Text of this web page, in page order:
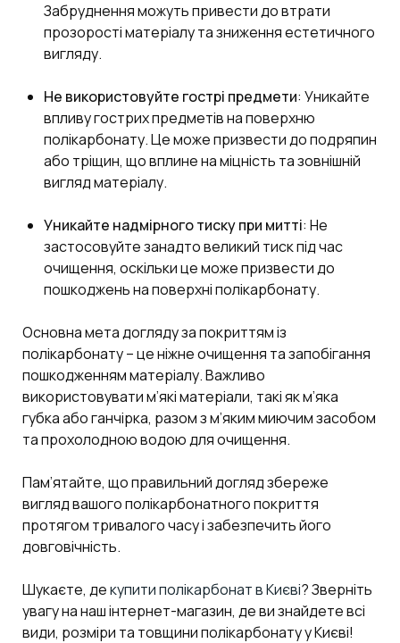
Забруднення можуть привести до втрати
прозорості матеріалу та зниження естетичного
вигляду.
Не використовуйте гострі предмети: Уникайте
впливу гострих предметів на поверхню
полікарбонату. Це може призвести до подряпин
або тріщин, що вплине на міцність та зовнішній
вигляд матеріалу.
Уникайте надмірного тиску при митті: Не
застосовуйте занадто великий тиск під час
очищення, оскільки це може призвести до
пошкоджень на поверхні полікарбонату.
Основна мета догляду за покриттям із
полікарбонату – це ніжне очищення та запобігання
пошкодженням матеріалу. Важливо
використовувати м’які матеріали, такі як м’яка
губка або ганчірка, разом з м’яким миючим засобом
та прохолодною водою для очищення.
Пам’ятайте, що правильний догляд збереже
вигляд вашого полікарбонатного покриття
протягом тривалого часу і забезпечить його
довговічність.
Шукаєте, декупити полікарбонат в Києві? Зверніть
увагу на наш інтернет-магазин, де ви знайдете всі
види, розміри та товщини полікарбонату у Києві!